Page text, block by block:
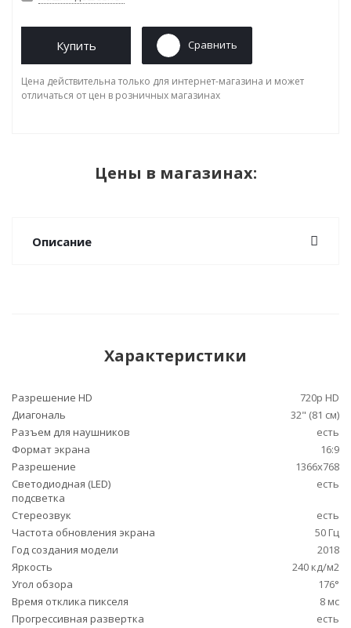
Купить Сравнить
Цена действительна только для интернет-магазина и может
отличаться от цен в розничных магазинах
Цены в магазинах:
Описание
Характеристики
Разрешение HD
720p HD
Диагональ
32" (81 см)
Разъем для наушников
есть
Формат экрана
16:9
Разрешение
1366x768
Светодиодная (LED)
подсветка
есть
Стереозвук
есть
Частота обновления экрана
50 Гц
Год создания модели
2018
Яркость
240 кд/м2
Угол обзора
176°
Время отклика пикселя
8 мс
Прогрессивная развертка
есть